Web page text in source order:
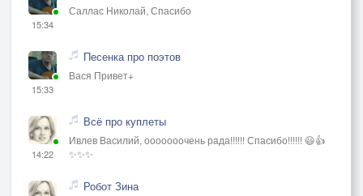
15:34
Саллас Николай, Спасибо
15:33
Песенка про поэтов
Вася Привет+
14:22
Всё про куплеты
Ивлев Василий, ооооооочень рада!!!!!! Спасибо!!!!!! 😃👍
✨✨✨
Робот Зина